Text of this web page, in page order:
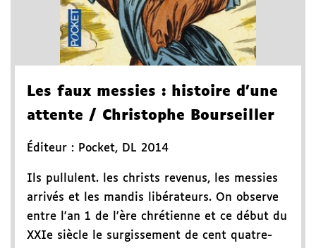
Les faux messies : histoire d'une
attente / Christophe Bourseiller
Éditeur : Pocket, DL 2014
Ils pullulent. les christs revenus, les messies
arrivés et les mandis libérateurs. On observe
entre l'an 1 de l'ère chrétienne et ce début du
XXIe siècle le surgissement de cent quatre-